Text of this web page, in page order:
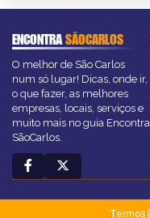
ENCONTRASÃOCARLOS
O melhor de São Carlos
num só lugar! Dicas, onde ir,
o que fazer, as melhores
empresas, locais, serviços e
muito mais no guia Encontra
SãoCarlos.
Termos|